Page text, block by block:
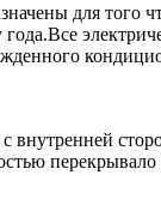
для того
года.Все
внутренней